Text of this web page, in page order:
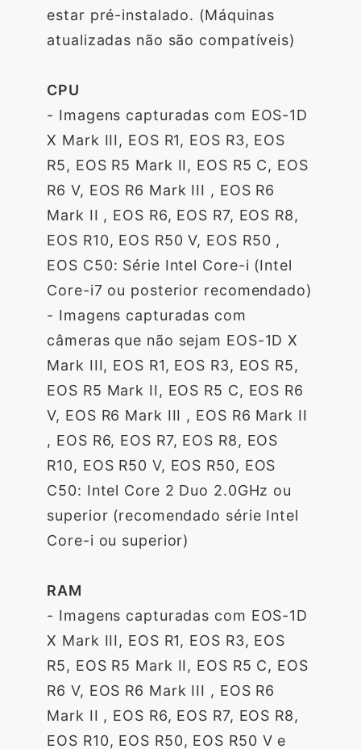
estar pré-instalado. (Máquinas
atualizadas não são compatíveis)
CPU
- Imagens capturadas com EOS-1D
X Mark III, EOS R1, EOS R3, EOS
R5, EOS R5 Mark II, EOS R5 C, EOS
R6 V, EOS R6 Mark III , EOS R6
Mark II , EOS R6, EOS R7, EOS R8,
EOS R10, EOS R50 V, EOS R50 ,
EOS C50: Série Intel Core-i (Intel
Core-i7 ou posterior recomendado)
- Imagens capturadas com
câmeras que não sejam EOS-1D X
Mark III, EOS R1, EOS R3, EOS R5,
EOS R5 Mark II, EOS R5 C, EOS R6
V, EOS R6 Mark III , EOS R6 Mark II
, EOS R6, EOS R7, EOS R8, EOS
R10, EOS R50 V, EOS R50, EOS
C50: Intel Core 2 Duo 2.0GHz ou
superior (recomendado série Intel
Core-i ou superior)
RAM
- Imagens capturadas com EOS-1D
X Mark III, EOS R1, EOS R3, EOS
R5, EOS R5 Mark II, EOS R5 C, EOS
R6 V, EOS R6 Mark III , EOS R6
Mark II , EOS R6, EOS R7, EOS R8,
EOS R10, EOS R50, EOS R50 V e